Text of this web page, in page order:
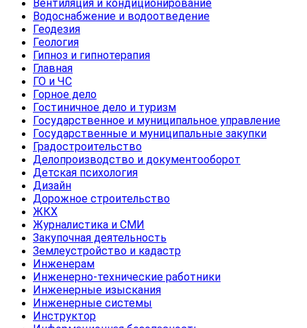
Вентиляция и кондиционирование
Водоснабжение и водоотведение
Геодезия
Геология
Гипноз и гипнотерапия
Главная
ГО и ЧС
Горное дело
Гостиничное дело и туризм
Государственное и муниципальное управление
Государственные и муниципальные закупки
Градостроительство
Делопроизводство и документооборот
Детская психология
Дизайн
Дорожное строительство
ЖКХ
Журналистика и СМИ
Закупочная деятельность
Землеустройство и кадастр
Инженерам
Инженерно-технические работники
Инженерные изыскания
Инженерные системы
Инструктор